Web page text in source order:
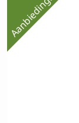
worden
op
Aanbieding!